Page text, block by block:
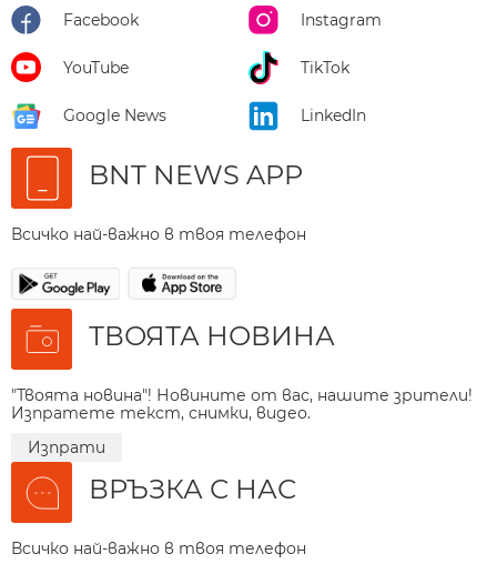
Facebook Instagram
YouTube TikTok
Google News LinkedIn
BNT NEWS APP
Всичко най-важно в твоя телефон
ТВОЯТА НОВИНА
"Твоята новина"! Новините от вас, нашите зрители!
Изпратете текст, снимки, видео.
Изпрати
ВРЪЗКА С НАС
Всичко най-важно в твоя телефон